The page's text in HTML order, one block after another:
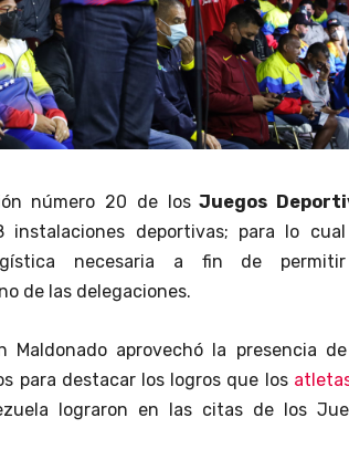
número 20 de losJuegos
instalaciones deportivas; para lo
necesaria a fin de
de las delegaciones.
aprovechó la presencia
para destacar los logros que los
lograron en las citas de los